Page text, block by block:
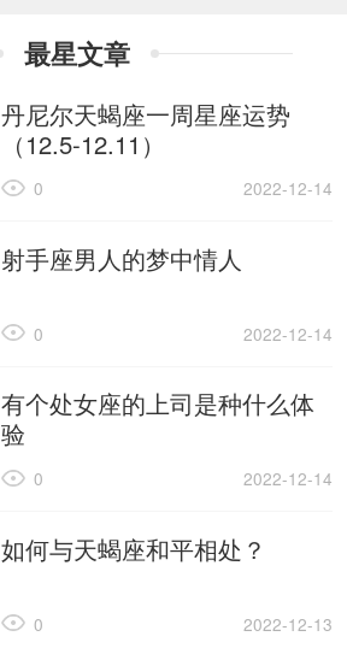
最星文章
丹尼尔天蝎座一周星座运势
（12.5-12.11）
2022-12-14
0
射手座男人的梦中情人
2022-12-14
0
有个处女座的上司是种什么体
验
2022-12-14
0
如何与天蝎座和平相处？
2022-12-13
0